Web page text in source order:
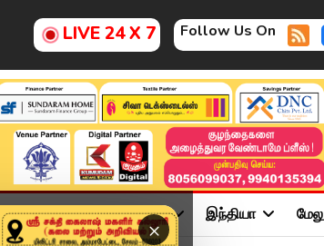
LIVE 24 X 7 Follow Us On
×
அரசியல் விளையாட்டு இந்தியா